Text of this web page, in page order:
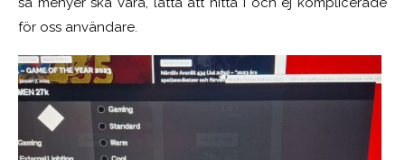
för oss användare.